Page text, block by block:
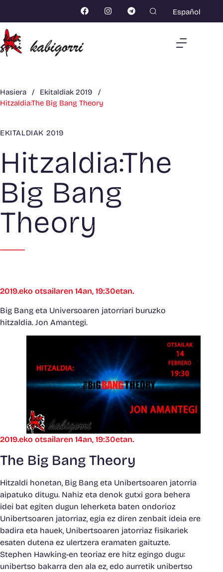
Español
Hasiera / Ekitaldiak 2019
/
Hitzaldia:The Big Bang Theory
EKITALDIAK 2019
Hitzaldia:The
Big Bang
Theory
2019.eko otsailaren 14an, 19:30etan.
Big Bang eta Universoaren jatorriari buruzko
hitzaldia. Jon Amantegi.
2019.eko otsailaren 14an, 19:30etan.
The Big Bang Theory
Hitzaldi honetan, Big Bang eta Unibertsoaren jatorria
aipatuko ditugu. Nahiz eta denok gutxi gora behera
idei bat egiten dugun leherketa baten ondorioz
Unibertsoaren jatorriaz, egia ez diren zenbait ideia ere
badira eta hauek, Unibertsoaren jatorriaz fisikariek
esaten dutena ez ulertzera eramaten gaituzte.
Stephen Hawking-en teoriaz ere hitz egingo dugu:
unibertso bakarra den ala ez, edo aurretik unibertso